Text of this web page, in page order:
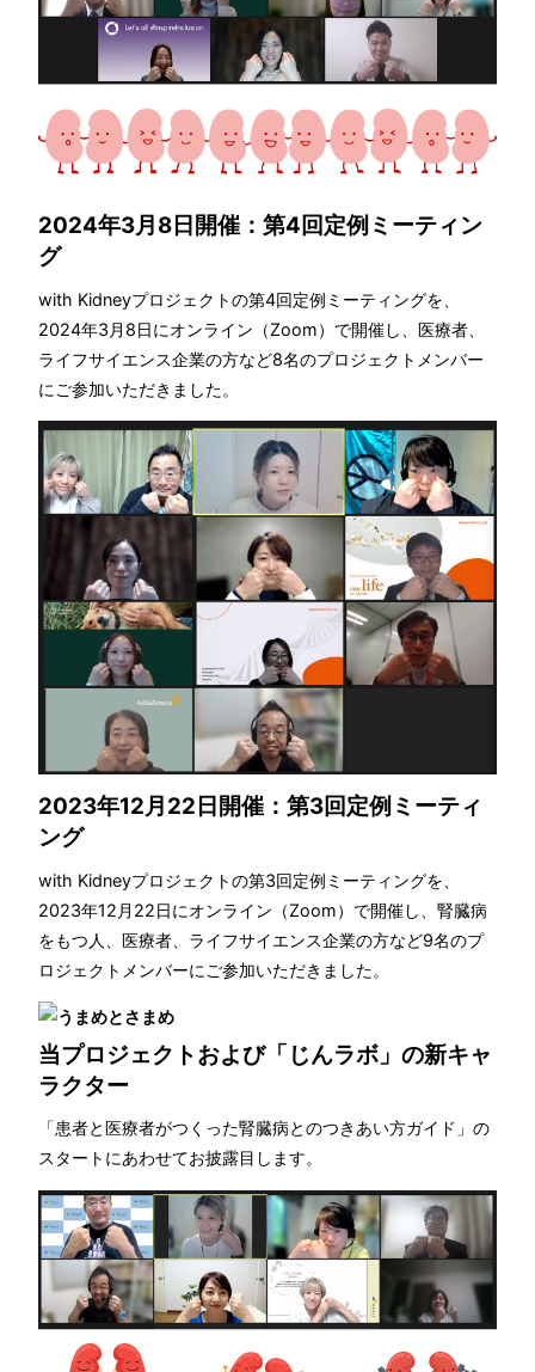
2024年3月8日開催：第4回定例ミーティン
グ
with Kidneyプロジェクトの第4回定例ミーティングを、
2024年3月8日にオンライン（Zoom）で開催し、医療者、
ライフサイエンス企業の方など8名のプロジェクトメンバー
にご参加いただきました。
2023年12月22日開催：第3回定例ミーティ
ング
with Kidneyプロジェクトの第3回定例ミーティングを、
2023年12月22日にオンライン（Zoom）で開催し、腎臓病
をもつ人、医療者、ライフサイエンス企業の方など9名のプ
ロジェクトメンバーにご参加いただきました。
当プロジェクトおよび「じんラボ」の新キャ
ラクター
「患者と医療者がつくった腎臓病とのつきあい方ガイド」の
スタートにあわせてお披露目します。